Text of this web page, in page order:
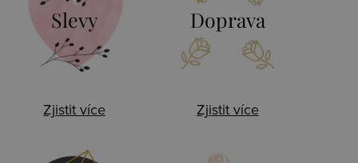
Slevy
Zjistit více
Doprava
Zjistit více